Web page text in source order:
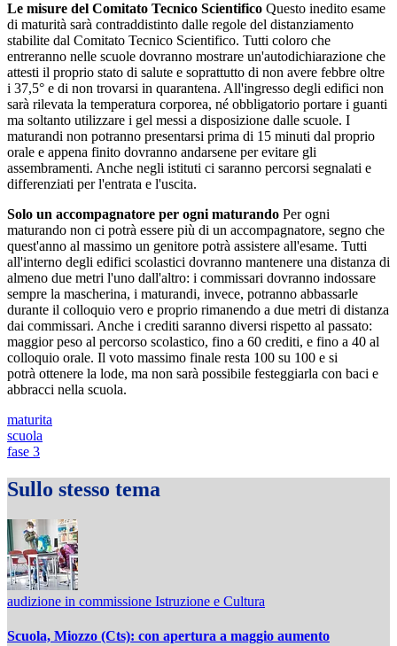
Le misure del Comitato Tecnico Scientifico Questo inedito esame
di maturità sarà contraddistinto dalle regole del distanziamento
stabilite dal Comitato Tecnico Scientifico. Tutti coloro che
entreranno nelle scuole dovranno mostrare un'autodichiarazione che
attesti il proprio stato di salute e soprattutto di non avere febbre oltre
i 37,5° e di non trovarsi in quarantena. All'ingresso degli edifici non
sarà rilevata la temperatura corporea, né obbligatorio portare i guanti
ma soltanto utilizzare i gel messi a disposizione dalle scuole. I
maturandi non potranno presentarsi prima di 15 minuti dal proprio
orale e appena finito dovranno andarsene per evitare gli
assembramenti. Anche negli istituti ci saranno percorsi segnalati e
differenziati per l'entrata e l'uscita.
Solo un accompagnatore per ogni maturando Per ogni
maturando non ci potrà essere più di un accompagnatore, segno che
quest'anno al massimo un genitore potrà assistere all'esame. Tutti
all'interno degli edifici scolastici dovranno mantenere una distanza di
almeno due metri l'uno dall'altro: i commissari dovranno indossare
sempre la mascherina, i maturandi, invece, potranno abbassarle
durante il colloquio vero e proprio rimanendo a due metri di distanza
dai commissari. Anche i crediti saranno diversi rispetto al passato:
maggior peso al percorso scolastico, fino a 60 crediti, e fino a 40 al
colloquio orale. Il voto massimo finale resta 100 su 100 e si
potrà ottenere la lode, ma non sarà possibile festeggiarla con baci e
abbracci nella scuola.
maturita
scuola
fase 3
Sullo stesso tema
audizione in commissione Istruzione e Cultura
Scuola, Miozzo (Cts): con apertura a maggio aumento